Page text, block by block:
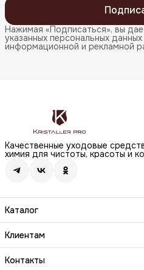
Нажимая «Подписаться», вы
указанных персональных
информационной и рекламной
Качественные уходовые
химия для чистоты, красоты и
Каталог
Бренды
Волосы
Макияж
Клиентам
О компании
Реквизиты
Контакты